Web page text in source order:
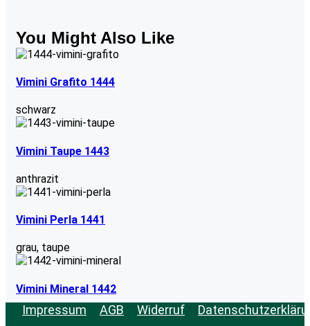
You Might Also Like
Vimini Grafito 1444
schwarz
Vimini Taupe 1443
anthrazit
Vimini Perla 1441
grau, taupe
Vimini Mineral 1442
grau
Impressum AGB Widerruf